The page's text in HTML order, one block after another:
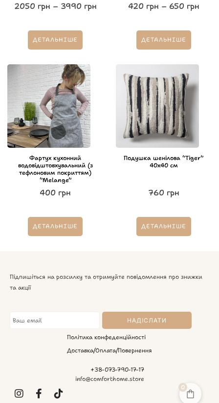
2050 грн – 3990 грн
ДЕТАЛЬНІШЕ
420 грн – 650 грн
ДЕТАЛЬНІШЕ
Фартух кухонний
водовідштовхувальний (з
тефлоновим покриттям)
“Melange”
400 грн
ДЕТАЛЬНІШЕ
Подушка шенілова “Tiger”
40х40 см
760 грн
ДЕТАЛЬНІШЕ
Підпишіться на розсилку та отримуйте повідомлення про знижки
та акції
Політика конфеденційності
Доставка/Оплата/Повернення
+38-073-790-17-17
info@comforthome.store
0